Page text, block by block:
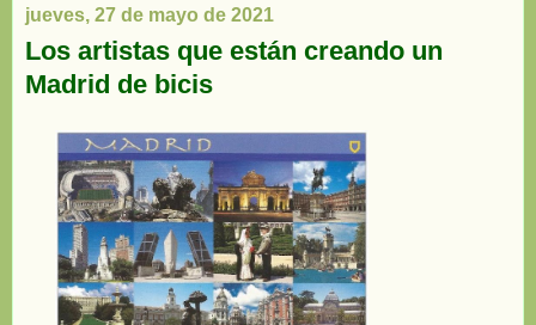
jueves, 27 de mayo de 2021
Los artistas que están creando un
Madrid de bicis